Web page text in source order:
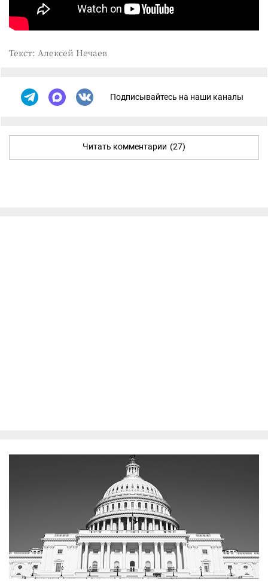
Текст: Алексей Нечаев
Подписывайтесь на наши каналы
Читать комментарии (27)